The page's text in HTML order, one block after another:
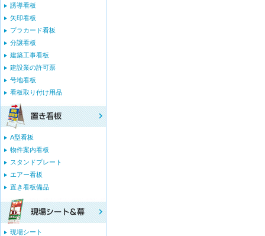
誘導看板
矢印看板
プラカード看板
分譲看板
建築工事看板
建設業の許可票
号地看板
看板取り付け用品
A型看板
物件案内看板
スタンドプレート
エアー看板
置き看板備品
現場シート